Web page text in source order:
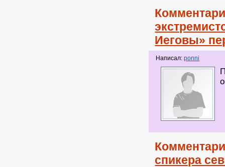
Иеговы»
Написал:ponni
спикера